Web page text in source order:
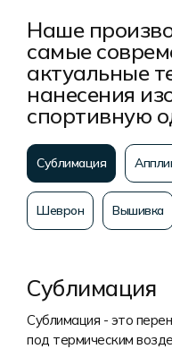
Наше
самые
актуальные
нанесения
спортивную
Сублимация
Шеврон Вышивка
Сублимация
Сублимация - это
под термическим